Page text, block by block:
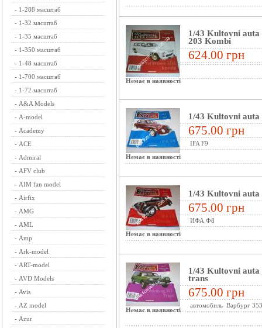
- 1-288 масштаб
- 1-32 масштаб
- 1-35 масштаб
- 1-350 масштаб
- 1-48 масштаб
- 1-700 масштаб
- 1-72 масштаб
- A&A Models
- A-model
- Academy
- ACE
- Admiral
- AFV club
- AIM fan model
- Airfix
- AMG
- AML
- Amp
- Ark-model
- ART-model
- AVD Models
- Avis
- AZ model
- Azur
Немає в наявності
1/43 Kultovni auta
203 Kombi
624.00 грн
Немає в наявності
1/43 Kultovni auta
675.00 грн
IFA F9
Немає в наявності
1/43 Kultovni auta
675.00 грн
ИФА Ф8
Немає в наявності
1/43 Kultovni auta
trans
675.00 грн
автомобиль Варбург